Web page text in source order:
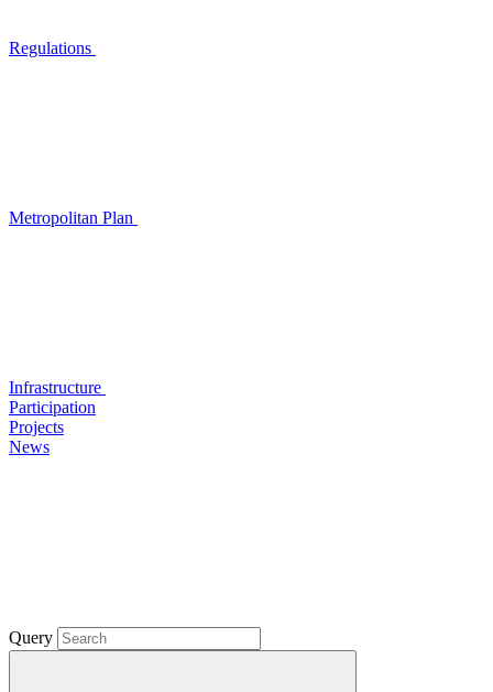
Regulations
Metropolitan Plan
Infrastructure
Participation
Projects
News
Query